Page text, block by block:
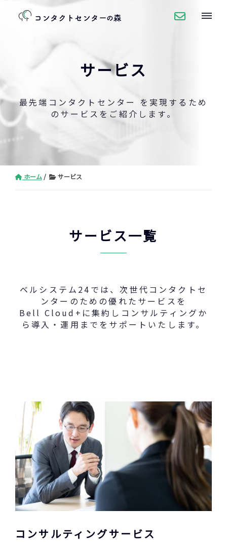
サービス
最先端コンタクトセンター を実現するため
のサービスをご紹介します。
ホーム サービス
サービス一覧
ベルシステム24では、次世代コンタクトセ
ンターのための優れたサービスを
Bell Cloud+に集約しコンサルティングか
ら導入・運用までをサポートいたします。
コンサルティングサービス